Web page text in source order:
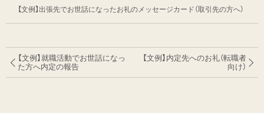
【文例】出張先でお世話になったお礼のメッセージカード（取引先の方へ）
【文例】就職活動でお世話になっ
た方へ内定の報告
【文例】内定先へのお礼（転職者
向け）